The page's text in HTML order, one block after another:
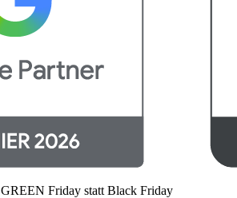
GREEN Friday statt Black Friday